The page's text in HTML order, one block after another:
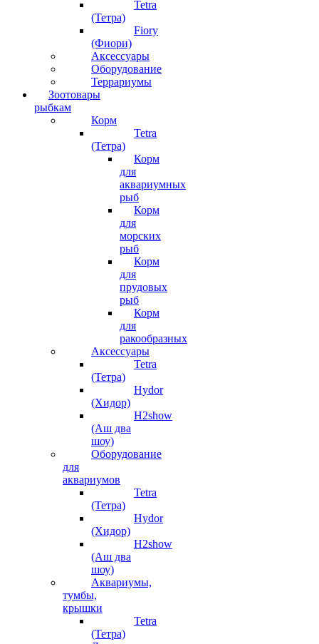
Tetra
(Тетра)
Fiory
(Фиори)
Аксессуары
Оборудование
Террариумы
Зоотовары
рыбкам
Корм
Tetra
(Тетра)
Корм
для
аквариумных
рыб
Корм
для
морских
рыб
Корм
для
прудовых
рыб
Корм
для
ракообразных
Аксессуары
Tetra
(Тетра)
Hydor
(Хидор)
H2show
(Аш два
шоу)
Оборудование
для
аквариумов
Tetra
(Тетра)
Hydor
(Хидор)
H2show
(Аш два
шоу)
Аквариумы,
тумбы,
крышки
Tetra
(Тетра)